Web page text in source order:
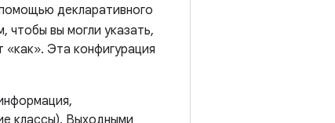
декларативного
чтобы вы могли указать,
«как». Эта конфигурация
классы). Выходными